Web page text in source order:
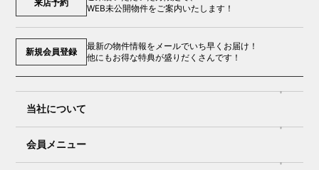
来店予約
WEB未公開物件をご案内いたします！
新規会員登録
最新の物件情報をメールでいち早くお届け！
他にもお得な特典が盛りだくさんです！
当社について
会員メニュー